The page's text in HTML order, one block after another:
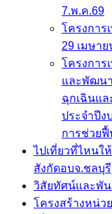
โครงการ
29 เมษาย
โครงกา
และพัฒน
ฉุกเฉินแ
ปีงบประม
คืนชีพขั้น
ไปเที่ยวที่ไหนใ
สังกัดอบจ.ชลบุรี
วิสัยทัศน์และพัน
โครงสร้างหน่ว
เพิ่มเติม